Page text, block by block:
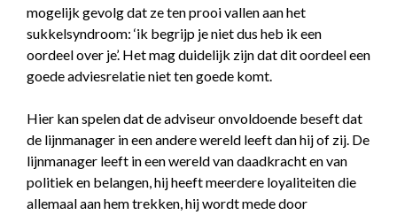
mogelijk gevolg dat ze ten prooi vallen aan het
sukkelsyndroom: ‘ik begrijp je niet dus heb ik een
oordeel over je’. Het mag duidelijk zijn dat dit oordeel een
goede adviesrelatie niet ten goede komt.
Hier kan spelen dat de adviseur onvoldoende beseft dat
de lijnmanager in een andere wereld leeft dan hij of zij. De
lijnmanager leeft in een wereld van daadkracht en van
politiek en belangen, hij heeft meerdere loyaliteiten die
allemaal aan hem trekken, hij wordt mede door